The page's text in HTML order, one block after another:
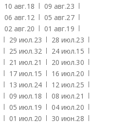
10 авг.18 09 авг.23
06 авг.12 05 авг.27
02 авг.20 01 авг.19
29 июл.23 28 июл.23
25 июл.32 24 июл.15
21 июл.21 20 июл.30
17 июл.15 16 июл.20
13 июл.24 12 июл.25
09 июл.18 08 июл.21
05 июл.19 04 июл.20
01 июл.20 30 июн.28